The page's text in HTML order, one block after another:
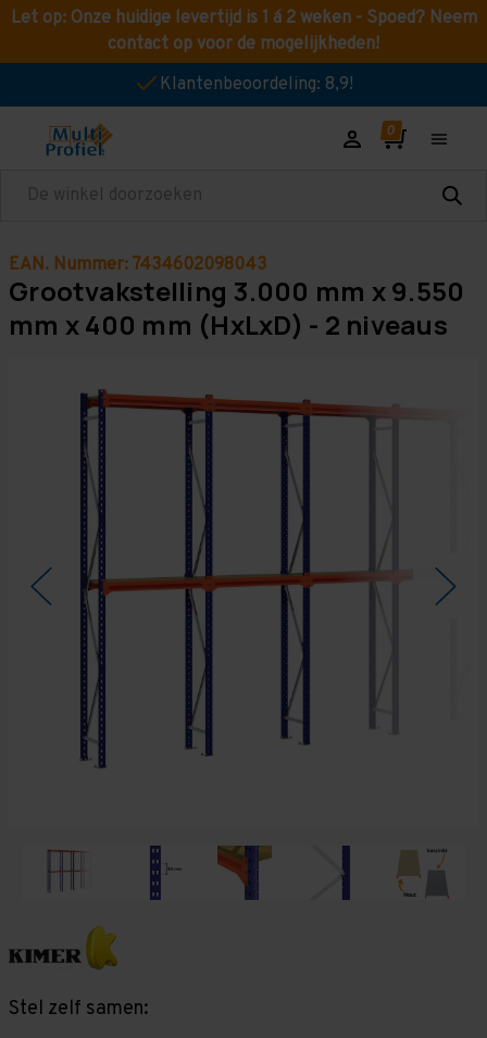
Let op: Onze huidige levertijd is 1 á 2 weken - Spoed? Neem
contact op voor de mogelijkheden!
Klantenbeoordeling: 8,9!
Zoeken
EAN. Nummer: 7434602098043
Grootvakstelling 3.000 mm x 9.550
mm x 400 mm (HxLxD) - 2 niveaus
Stel zelf samen: